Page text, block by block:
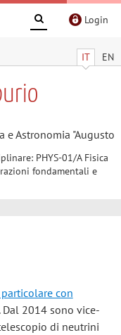
Login
IT EN
e Astronomia "Augusto
PHYS-01/A Fisica
fondamentali e
con
Dal 2014 sono vice-
di neutrini